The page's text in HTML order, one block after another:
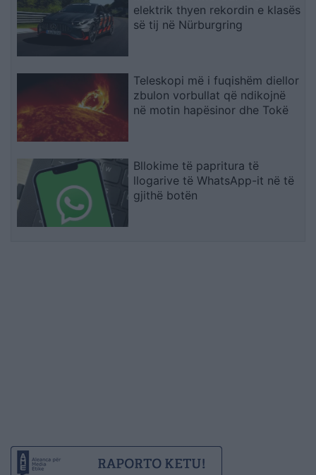
elektrik thyen rekordin e klasës
së tij në Nürburgring
Teleskopi më i fuqishëm diellor
zbulon vorbullat që ndikojnë
në motin hapësinor dhe Tokë
Bllokime të papritura të
llogarive të WhatsApp-it në të
gjithë botën